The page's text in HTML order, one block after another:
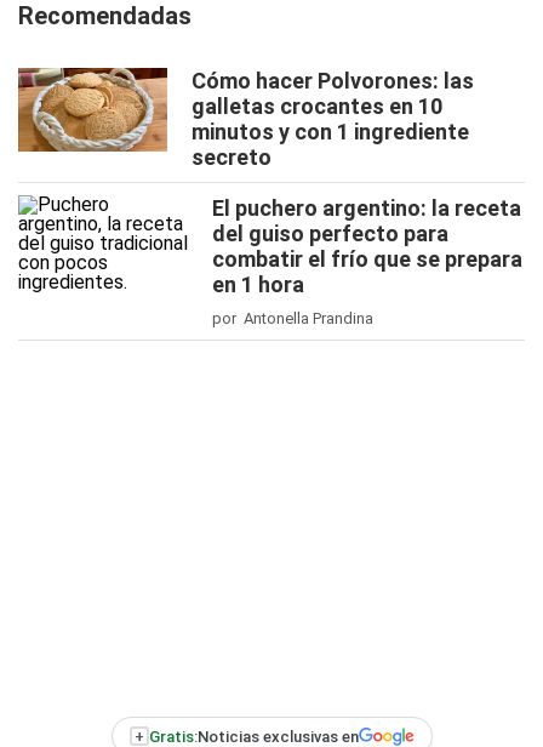
Recomendadas
Cómo hacer Polvorones: las
galletas crocantes en 10
minutos y con 1 ingrediente
secreto
El puchero argentino: la receta
del guiso perfecto para
combatir el frío que se prepara
en 1 hora
por Antonella Prandina
+ Gratis:Noticias exclusivas en